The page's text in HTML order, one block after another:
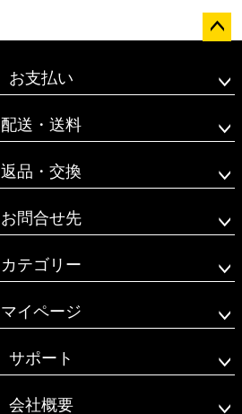
ップ
お支払い
配送・送料
返品・交換
お問合せ先
カテゴリー
マイページ
サポート
会社概要